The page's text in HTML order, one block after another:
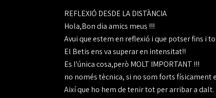
REFLEXIÓ DESDE LA DISTÀNCIA
Hola,Bon dia amics meus !!!
Avui que estem en reflexió i que potser fins i
El Betis ens va superar en intensitat!!
Es l'única cosa,però MOLT IMPORTANT !!!
no només tècnica, si no som forts físicament
Així que ho hem de tenir tot per arribar a dalt.